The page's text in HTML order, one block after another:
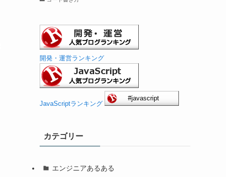
開発・運営ランキング
JavaScriptランキング
カテゴリー
エンジニアあるある